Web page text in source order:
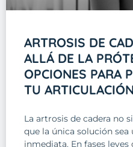
ARTROSIS DE
ALLÁ DE LA
OPCIONES PARA
TU ARTICULACIÓN
La artrosis de cadera no
que la única solución sea
inmediata. En fases leves